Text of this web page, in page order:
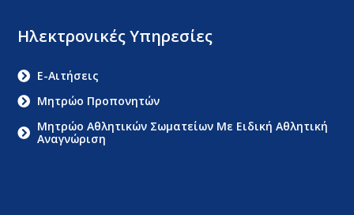
Ηλεκτρονικές Υπηρεσίες
E-Αιτήσεις
Μητρώο Προπονητών
Μητρώο Αθλητικών Σωματείων Με Ειδική Αθλητική
Αναγνώριση